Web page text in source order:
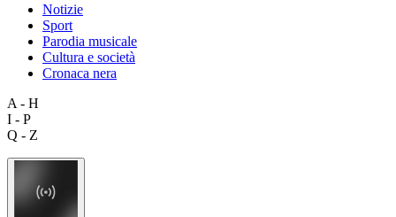
Notizie
Sport
Parodia musicale
Cultura e società
Cronaca nera
A - H
I - P
Q - Z